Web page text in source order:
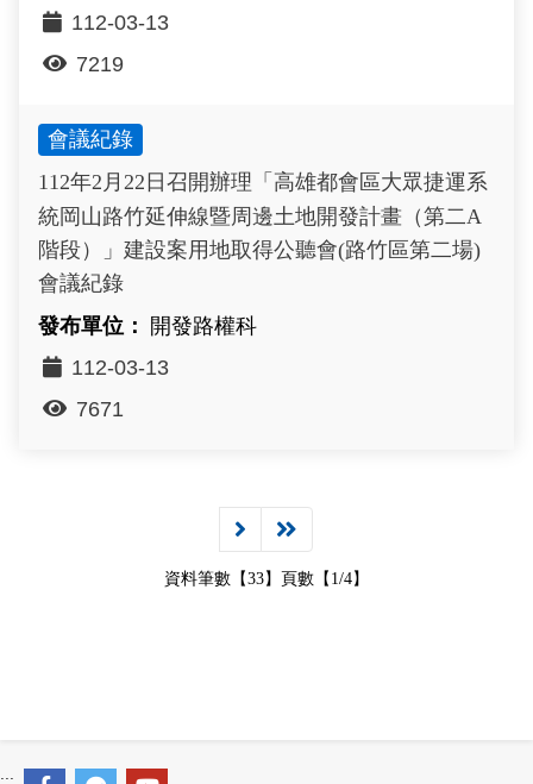
112-03-13
7219
會議紀錄
112年2月22日召開辦理「高雄都會區大眾捷運系
統岡山路竹延伸線暨周邊土地開發計畫（第二A
階段）」建設案用地取得公聽會(路竹區第二場)
會議紀錄
開發路權科
112-03-13
7671
資料筆數【33】頁數【1/4】